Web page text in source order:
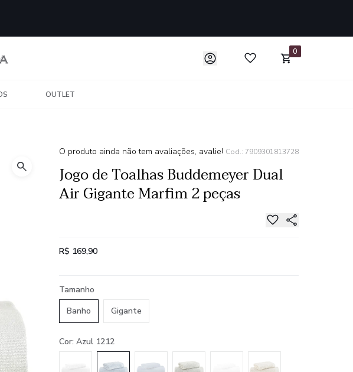
0
OUTLET
O produto ainda não tem avaliações, avalie! Cod.: 7909301813728
Jogo de Toalhas Buddemeyer Dual
Air Gigante Marfim 2 peças
R$ 169,90
Tamanho
Banho
Gigante
Cor: Azul 1212